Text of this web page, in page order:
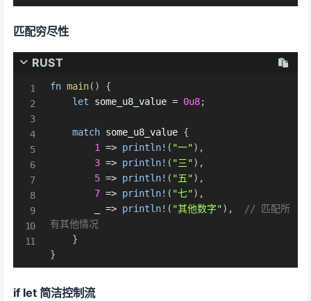
匹配穷尽性
RUST
fn main( )
{
let some_u8_value = 0u8;
match some_u8_value {
1
=> println! ( "一") ,
3 => println! ( "三") ,
5 => println! ( "五") ,
7 => println! ( "七") ,
        _
=> println! ( "其他数字") ,
// 匹配所
有其他情况
}
}
if let 简洁控制流